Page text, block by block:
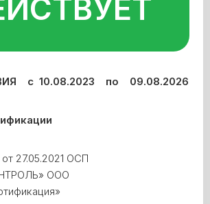
с 10.08.2023 по 09.08.2026
27.05.2021 ОСП
ООО